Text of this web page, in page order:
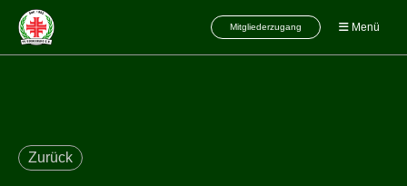
Mitgliederzugang Menü
Zurück